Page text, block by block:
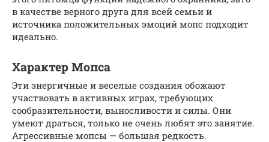
в качестве верного друга для всей семьи и
источника положительных эмоций мопс подходит
идеально.
Характер Мопса
Эти энергичные и веселые создания обожают
участвовать в активных играх, требующих
сообразительности, выносливости и силы. Они
умеют драться, только не очень любят это занятие.
Агрессивные мопсы — большая редкость.